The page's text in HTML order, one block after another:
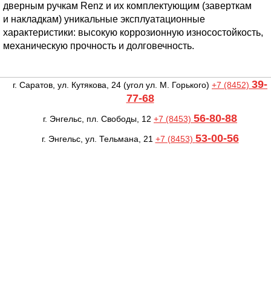
дверным ручкам Renz и их комплектующим (заверткам
и накладкам) уникальные эксплуатационные
характеристики: высокую коррозионную износостойкость,
механическую прочность и долговечность.
г. Саратов, ул. Кутякова, 24 (угол ул. М. Горького) +7 (8452) 39-
77-68
г. Энгельс, пл. Свободы, 12 +7 (8453) 56-80-88
г. Энгельс, ул. Тельмана, 21 +7 (8453) 53-00-56